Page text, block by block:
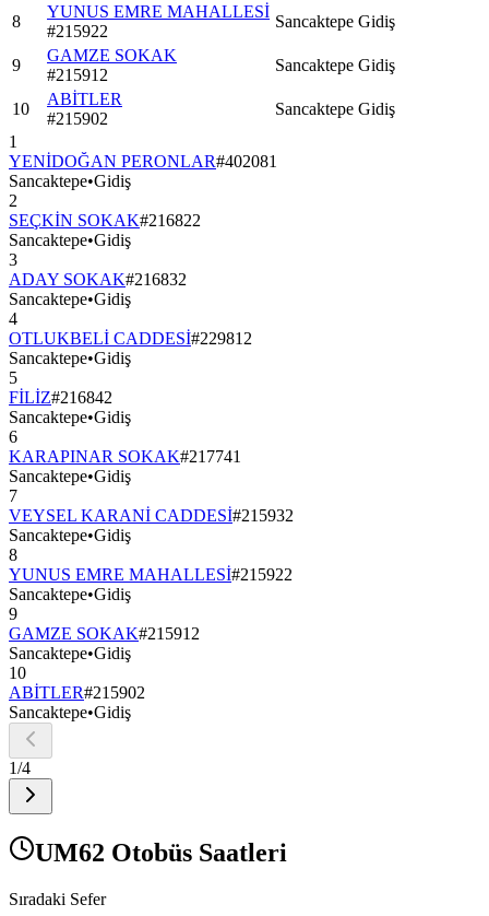
8
YUNUS EMRE MAHALLESİ
#215922
Sancaktepe Gidiş
9
GAMZE SOKAK
#215912
Sancaktepe Gidiş
10
ABİTLER
#215902
Sancaktepe Gidiş
1
YENİDOĞAN PERONLAR#402081
Sancaktepe•Gidiş
2
SEÇKİN SOKAK#216822
Sancaktepe•Gidiş
3
ADAY SOKAK#216832
Sancaktepe•Gidiş
4
OTLUKBELİ CADDESİ#229812
Sancaktepe•Gidiş
5
FİLİZ#216842
Sancaktepe•Gidiş
6
KARAPINAR SOKAK#217741
Sancaktepe•Gidiş
7
VEYSEL KARANİ CADDESİ#215932
Sancaktepe•Gidiş
8
YUNUS EMRE MAHALLESİ#215922
Sancaktepe•Gidiş
9
GAMZE SOKAK#215912
Sancaktepe•Gidiş
10
ABİTLER#215902
Sancaktepe•Gidiş
1/4
UM62 Otobüs Saatleri
Sıradaki Sefer